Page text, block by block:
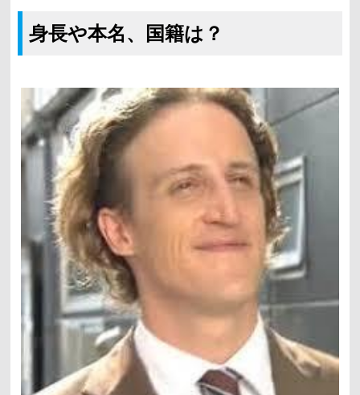
身長や本名、国籍は？